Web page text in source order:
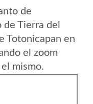
de
Tierra del
Totonicapan en
el zoom
mismo.